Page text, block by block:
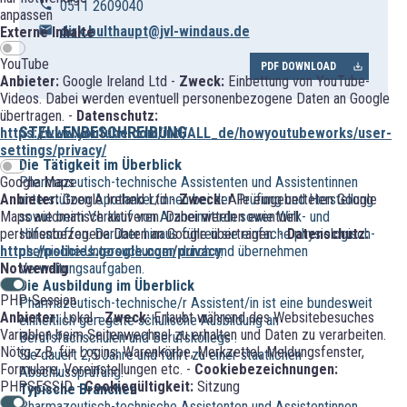
anpassen
Externe Inhalte
YouTube
Anbieter: Google Ireland Ltd - Zweck: Einbettung von YouTube-
Videos. Dabei werden eventuell personenbezogene Daten an Google
übertragen. - Datenschutz:
https://www.youtube.com/intl/ALL_de/howyoutubeworks/user-
settings/privacy/
Google Maps
Anbieter:Google Ireland Ltd -Zweck:Alle eingebetteten Google
Maps automatisch aktiveren. Dabei werden eventuell
personenbezogene Daten an Google übertragen. -Datenschutz:
https://policies.google.com/privacy
Notwendig
PHP-Session
Anbieter:Lokal -Zweck:Erlaubt während des Websitebesuches
Variablen beim Seitenwechsel zu erhalten und Daten zu verarbeiten.
Nötig z.B. für Logins, Warenkörbe, Merkzettel, Meldungsfenster,
Formulare, Voreinstellungen etc. - Cookiebezeichnungen:
PHPSESSID -Cookiegültigkeit: Sitzung
0511 2609040
dirk.bulthaupt@jvl-windaus.de
PDF DOWNLOAD
STELLENBESCHREIBUNG
Die Tätigkeit im Überblick
Pharmazeutisch-technische Assistenten und Assistentinnen
unterstützen Apotheker/innen bei der Prüfung und Herstellung
sowie beim Verkauf von Arzneimitteln sowie Wirk- und
Hilfsstoffen. Darüber hinaus führen sie einfache physiologisch-
chemische Untersuchungen durch und übernehmen
Verwaltungsaufgaben.
Die Ausbildung im Überblick
Pharmazeutisch-technische/r Assistent/in ist eine bundesweit
einheitlich geregelte schulische Ausbildung an
Berufsfachschulen und Berufskollegs .
Sie dauert 2,5 Jahre und führt zu einer staatlichen
Abschlussprüfung.
Typische Branchen